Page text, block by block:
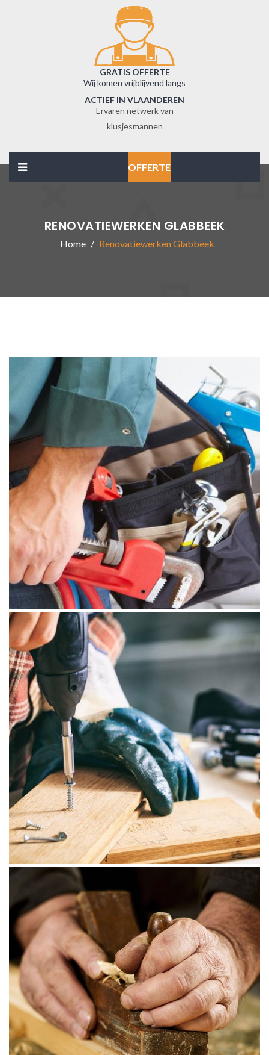
GRATIS OFFERTE
Wij komen vrijblijvend langs
ACTIEF IN VLAANDEREN
Ervaren netwerk van
klusjesmannen
OFFERTE
RENOVATIEWERKEN GLABBEEK
Home Renovatiewerken Glabbeek